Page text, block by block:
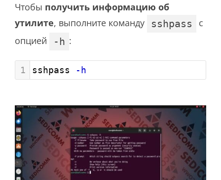
Чтобы получить информацию об
утилите, выполните команду sshpass
с
опцией
-h :
1 sshpass -h